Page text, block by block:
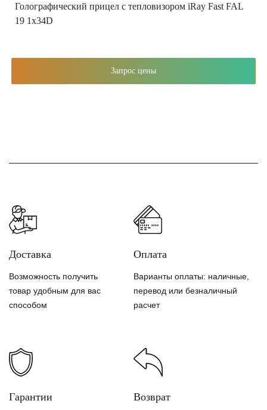
Голографический прицел с тепловизором iRay Fast FAL
19 1x34D
Запрос цены
Доставка
Возможность получить
товар удобным для вас
способом
Оплата
Варианты оплаты: наличные,
перевод или безналичный
расчет
Гарантии Возврат